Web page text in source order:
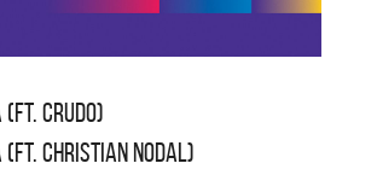
CRUDO)
(FT. CHRISTIAN NODAL)